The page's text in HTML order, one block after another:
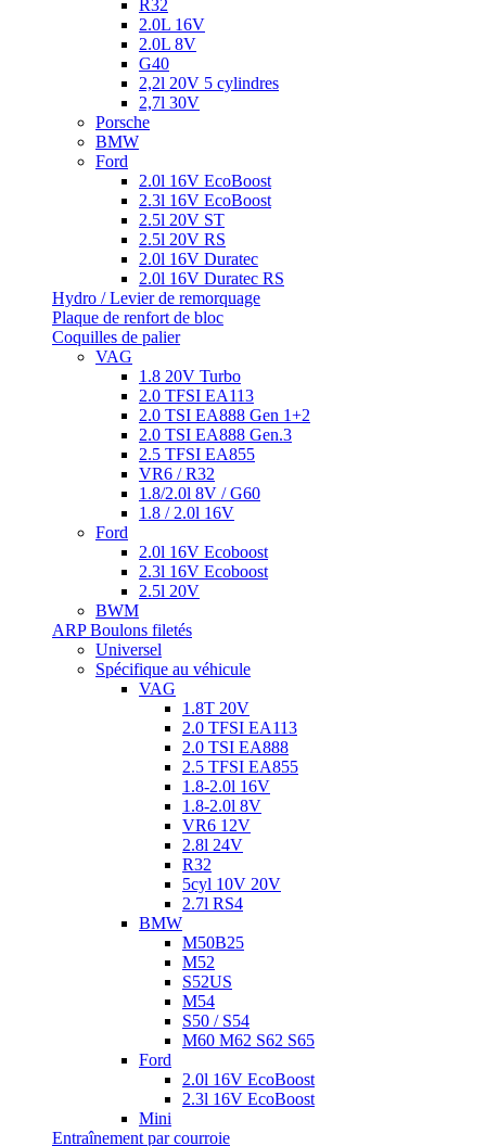
R32
2.0L 16V
2.0L 8V
G40
2,2l 20V 5 cylindres
2,7l 30V
Porsche
BMW
Ford
2.0l 16V EcoBoost
2.3l 16V EcoBoost
2.5l 20V ST
2.5l 20V RS
2.0l 16V Duratec
2.0l 16V Duratec RS
Hydro / Levier de remorquage
Plaque de renfort de bloc
Coquilles de palier
VAG
1.8 20V Turbo
2.0 TFSI EA113
2.0 TSI EA888 Gen 1+2
2.0 TSI EA888 Gen.3
2.5 TFSI EA855
VR6 / R32
1.8/2.0l 8V / G60
1.8 / 2.0l 16V
Ford
2.0l 16V Ecoboost
2.3l 16V Ecoboost
2.5l 20V
BWM
ARP Boulons filetés
Universel
Spécifique au véhicule
VAG
1.8T 20V
2.0 TFSI EA113
2.0 TSI EA888
2.5 TFSI EA855
1.8-2.0l 16V
1.8-2.0l 8V
VR6 12V
2.8l 24V
R32
5cyl 10V 20V
2.7l RS4
BMW
M50B25
M52
S52US
M54
S50 / S54
M60 M62 S62 S65
Ford
2.0l 16V EcoBoost
2.3l 16V EcoBoost
Mini
Entraînement par courroie